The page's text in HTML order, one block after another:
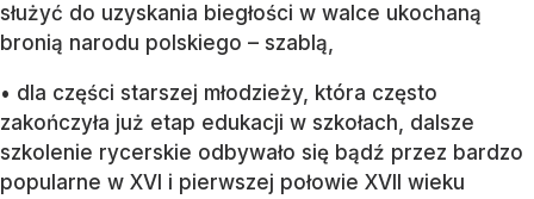
służyć do uzyskania biegłości w walce ukochaną
bronią narodu polskiego – szablą,
• dla części starszej młodzieży, która często
zakończyła już etap edukacji w szkołach, dalsze
szkolenie rycerskie odbywało się bądź przez bardzo
popularne w XVI i pierwszej połowie XVII wieku